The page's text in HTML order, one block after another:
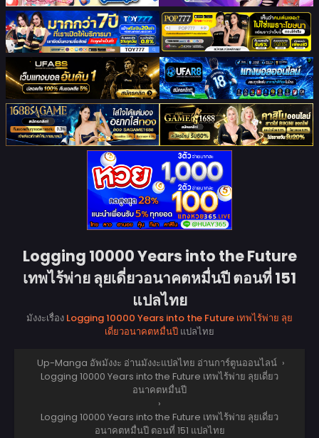
Logging 10000 Years into the Future
เทพไร้พ่าย ลุยเดี่ยวอนาคตหมื่นปี ตอนที่ 151
แปลไทย
มังงะเรื่อง Logging 10000 Years into the Future เทพไร้พ่าย ลุย
เดี่ยวอนาคตหมื่นปี แปลไทย
Up-Manga อัพมังงะ อ่านมังงะแปลไทย อ่านการ์ตูนออนไลน์ ›
Logging 10000 Years into the Future เทพไร้พ่าย ลุยเดี่ยว
อนาคตหมื่นปี
›
Logging 10000 Years into the Future เทพไร้พ่าย ลุยเดี่ยว
อนาคตหมื่นปี ตอนที่ 151 แปลไทย